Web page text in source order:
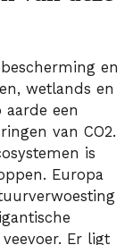
en
wetlands en
een
van CO2.
is
Europa
Er ligt